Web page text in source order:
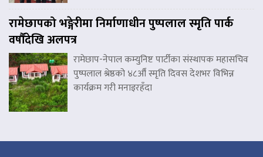
रामेछापको भङ्गेरीमा निर्माणाधीन पुष्पलाल स्मृति पार्क
वर्षौंदेखि अलपत्र
रामेछाप-नेपाल कम्युनिष्ट पार्टीका संस्थापक महासचिव
पुष्पलाल श्रेष्ठको ४८औँ स्मृति दिवस देशभर विभिन्न
कार्यक्रम गरी मनाइरहँदा